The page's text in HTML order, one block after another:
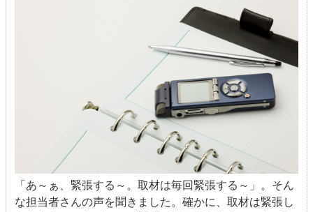
「あ～ぁ、緊張する～。取材は毎回緊張する～」。そん
な担当者さんの声を聞きました。確かに、取材は緊張し